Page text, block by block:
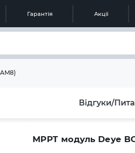
Гарантія Акції
Відгуки/
MPPT модуль Deye